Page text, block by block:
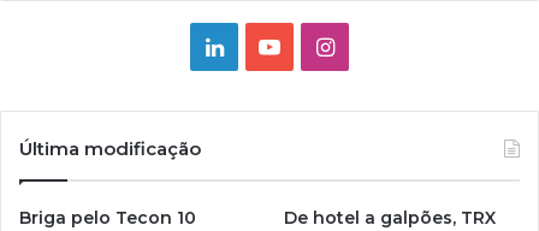
LinkedinYouTubeInstagram
Última modificação
Briga pelo Tecon 10
De hotel a galpões, TRX